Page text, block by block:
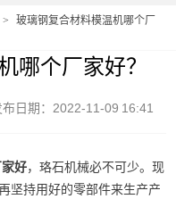
玻璃钢复合材料模温机哪个厂
哪个厂家好？
布日期：2022-11-09 16:41
好，珞石机械必不可少。现
坚持用好的零部件来生产产